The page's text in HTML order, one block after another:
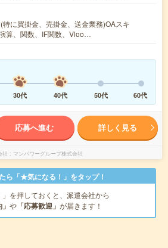
特に買掛金、売掛金、送金業務)OAスキ
算、関数、IF関数、Vloo…
30代 40代 50代 60代
応募へ進む 詳しく見る
社 マンパワーグループ株式会社
ら「★気になる！」をタップ！
」を押しておくと、派遣会社から
や 「応募歓迎」 が届きます！